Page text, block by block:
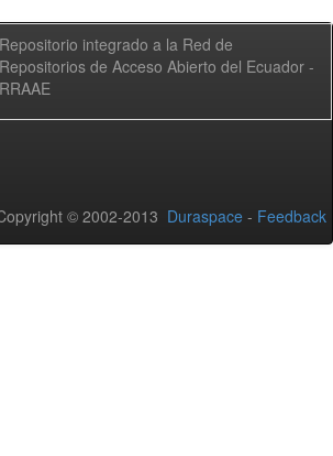
Repositorio integrado a la Red de
Repositorios de Acceso Abierto del Ecuador -
RRAAE
© 2002-2013 Duraspace - Feedback